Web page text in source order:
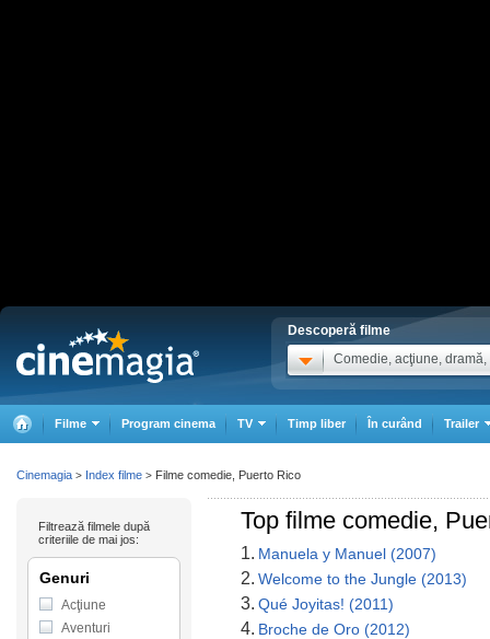
Descoperă filme
Comedie, acţiune, dramă,
Filme Program cinema TV Timp liber În curând Trailer
Top filme comedie,
1. Manuela y Manuel (2007)
2. Welcome to the Jungle (2013)
3. Qué Joyitas! (2011)
4. Broche de Oro (2012)
Filtrează filmele după
criteriile de mai jos:
Genuri
Acţiune
Aventuri
Cinemagia > Index filme > Filme comedie, Puerto Rico